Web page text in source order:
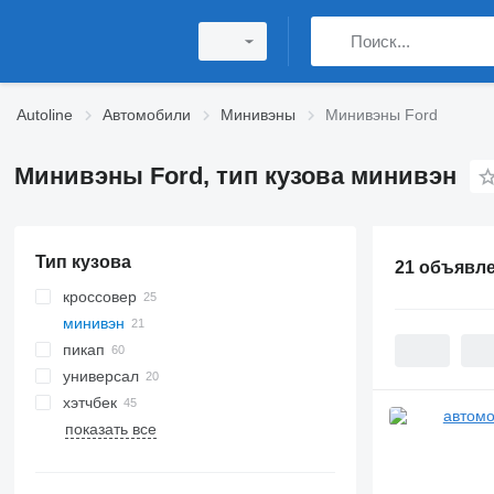
Autoline Автомобили Минивэны Минивэны Ford
Минивэны Ford, тип кузова минивэн
Тип кузова
кроссовер
минивэн
пикап
универсал
хэтчбек
показать все
21